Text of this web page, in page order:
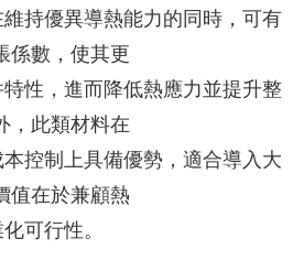
持優異導熱能力的同時，可有
係數，使其更
性，進而降低熱應力並提升整
，此類材料在
控制上具備優勢，適合導入大
值在於兼顧熱
可行性。